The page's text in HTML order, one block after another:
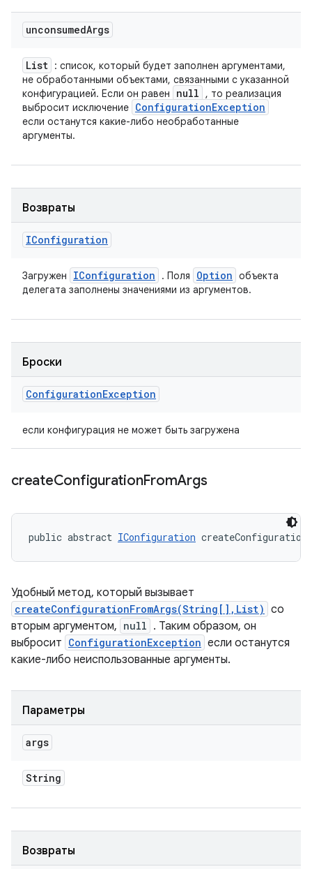
unconsumedArgs
List : список, который будет заполнен аргументами,
не обработанными объектами, связанными с указанной
конфигурацией. Если он равен
null
, то реализация
выбросит исключение ConfigurationException
если останутся какие-либо необработанные
аргументы.
Возвраты
IConfiguration
Загружен IConfiguration . Поля Option объекта
делегата заполнены значениями из аргументов.
Броски
ConfigurationException
если конфигурация не может быть загружена
createConfigurationFromArgs
public abstract IConfiguration
Удобный метод, который вызывает
createConfigurationFromArgs(String[],List) со
вторым аргументом, null . Таким образом, он
выбросит ConfigurationException если останутся
какие-либо неиспользованные аргументы.
Параметры
args
String
Возвраты